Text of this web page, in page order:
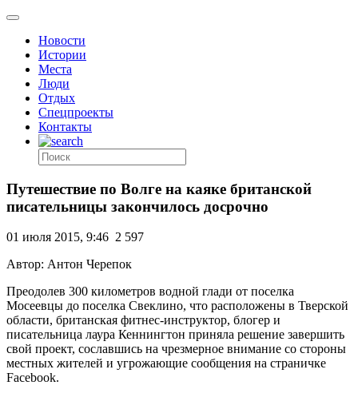
Новости
Истории
Места
Люди
Отдых
Спецпроекты
Контакты
Путешествие по Волге на каяке британской
писательницы закончилось досрочно
01 июля 2015, 9:46 2 597
Автор: Антон Черепок
Преодолев 300 километров водной глади от поселка
Мосеевцы до поселка Свеклино, что расположены в Тверской
области, британская фитнес-инструктор, блогер и
писательница лаура Кеннингтон приняла решение завершить
свой проект, сославшись на чрезмерное внимание со стороны
местных жителей и угрожающие сообщения на страничке
Facebook.